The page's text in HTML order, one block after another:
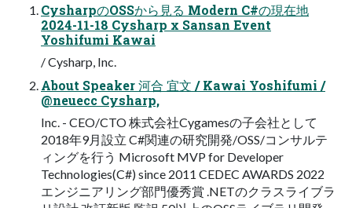
CysharpのOSSから見る Modern C#の現在地
2024-11-18 Cysharp x Sansan Event
Yoshifumi Kawai
/ Cysharp, Inc.
About Speaker 河合 宜文 / Kawai Yoshifumi /
@neuecc Cysharp,
Inc. - CEO/CTO 株式会社Cygamesの子会社として
2018年9月設立 C#関連の研究開発/OSS/コンサルテ
ィングを行う Microsoft MVP for Developer
Technologies(C#) since 2011 CEDEC AWARDS 2022
エンジニアリング部門優秀賞 .NETのクラスライブラ